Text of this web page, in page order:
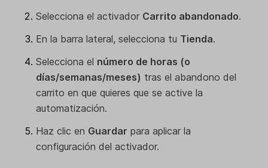
Selecciona el activador Carrito abandonado.
En la barra lateral, selecciona tu Tienda.
Selecciona el número de horas (o
días/semanas/meses) tras el abandono del
carrito en que quieres que se active la
automatización.
Haz clic en Guardar para aplicar la
configuración del activador.